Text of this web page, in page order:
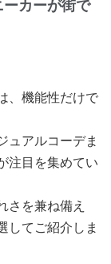
カーが街で
、機能性だけで
ュアルコーデま
注目を集めてい
さを兼ね備え
してご紹介しま